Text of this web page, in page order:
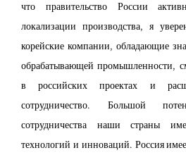
что правительство России
локализации производства, я
корейские компании, обладающие
обрабатывающей промышленности,
в российских проектах и
сотрудничество. Большой
сотрудничества наши страны
технологий и инноваций. Россия